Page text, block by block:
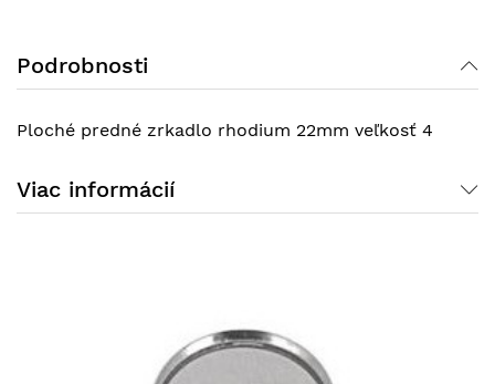
Podrobnosti
Ploché predné zrkadlo rhodium 22mm veľkosť 4
Viac informácií